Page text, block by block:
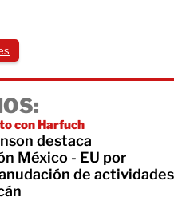
con Harfuch
destaca
México - EU por
de actividades